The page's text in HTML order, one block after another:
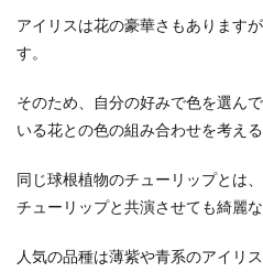
アイリスは花の豪華さもあります
す。
そのため、自分の好みで色を選ん
いる花との色の組み合わせを考える
同じ球根植物のチューリップとは
チューリップと共演させても綺麗な
人気の品種は薄紫や青系のアイリ